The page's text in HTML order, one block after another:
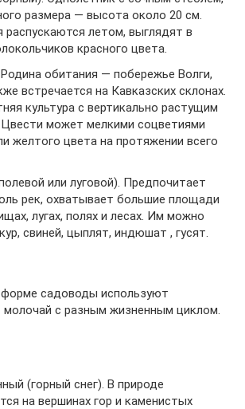
размера — высота около 20 см.
распускаются летом, выглядят в
красного цвета.
обитания — побережье Волги,
встречается на Кавказских склонах.
культура с вертикально растущим
может мелкими соцветиями
желтого цвета на протяжении всего
или луговой). Предпочитает
рек, охватывает большие площади
лугах, полях и лесах. Им можно
свиней, цыплят, индюшат , гусят.
форме садоводы используют
молочай с разным жизненным циклом.
(горный снег). В природе
на вершинах гор и каменистых